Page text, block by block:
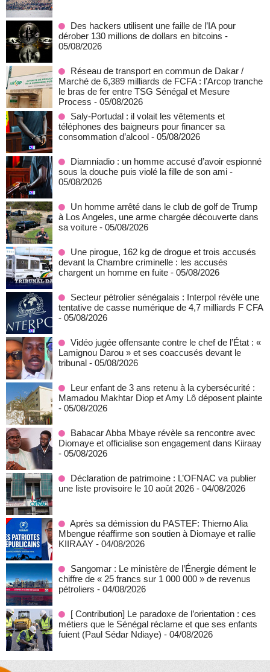
Des hackers utilisent une faille de l’IA pour
dérober 130 millions de dollars en bitcoins -
05/08/2026
Réseau de transport en commun de Dakar /
Marché de 6,389 milliards de FCFA : l’Arcop tranche
le bras de fer entre TSG Sénégal et Mesure
Process - 05/08/2026
Saly-Portudal : il volait les vêtements et
téléphones des baigneurs pour financer sa
consommation d’alcool - 05/08/2026
Diamniadio : un homme accusé d’avoir espionné
sous la douche puis violé la fille de son ami -
05/08/2026
Un homme arrêté dans le club de golf de Trump
à Los Angeles, une arme chargée découverte dans
sa voiture - 05/08/2026
Une pirogue, 162 kg de drogue et trois accusés
devant la Chambre criminelle : les accusés
chargent un homme en fuite - 05/08/2026
Secteur pétrolier sénégalais : Interpol révèle une
tentative de casse numérique de 4,7 milliards F CFA
- 05/08/2026
Vidéo jugée offensante contre le chef de l’État : «
Lamignou Darou » et ses coaccusés devant le
tribunal - 05/08/2026
Leur enfant de 3 ans retenu à la cybersécurité :
Mamadou Makhtar Diop et Amy Lô déposent plainte
- 05/08/2026
Babacar Abba Mbaye révèle sa rencontre avec
Diomaye et officialise son engagement dans Kiiraay
- 05/08/2026
Déclaration de patrimoine : L’OFNAC va publier
une liste provisoire le 10 août 2026 - 04/08/2026
Après sa démission du PASTEF: Thierno Alia
Mbengue réaffirme son soutien à Diomaye et rallie
KIIRAAY - 04/08/2026
Sangomar : Le ministère de l’Énergie dément le
chiffre de « 25 francs sur 1 000 000 » de revenus
pétroliers - 04/08/2026
[ Contribution] Le paradoxe de l’orientation : ces
métiers que le Sénégal réclame et que ses enfants
fuient (Paul Sédar Ndiaye) - 04/08/2026